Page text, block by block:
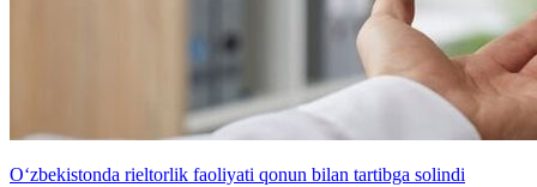
O‘zbekistonda rieltorlik faoliyati qonun bilan tartibga solindi